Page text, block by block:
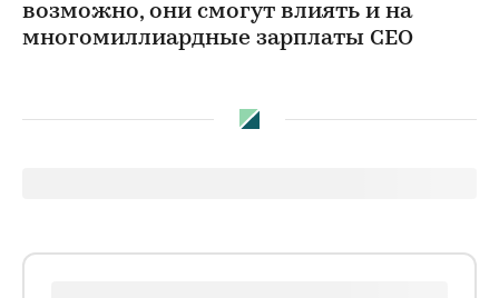
возможно, они смогут влиять и на
многомиллиардные зарплаты CEO